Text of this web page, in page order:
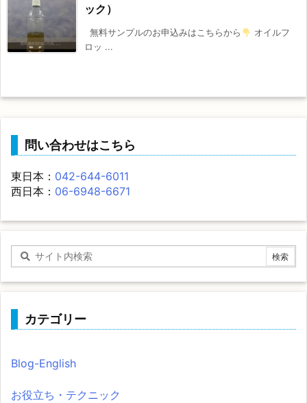
ック）
無料サンプルのお申込みはこちらから
オイルフ
ロッ ...
問い合わせはこちら
東日本： 042-644-6011
西日本： 06-6948-6671
カテゴリー
Blog-English
お役立ち・テクニック